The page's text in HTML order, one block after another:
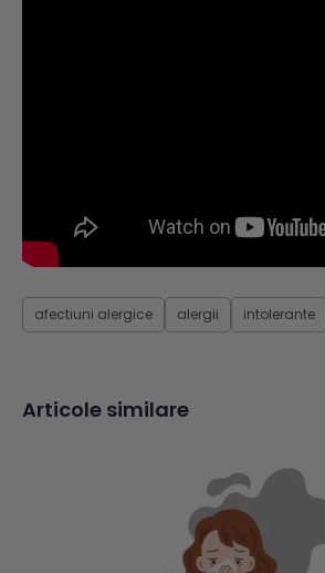
afectiuni alergice alergii intolerante
Articole similare